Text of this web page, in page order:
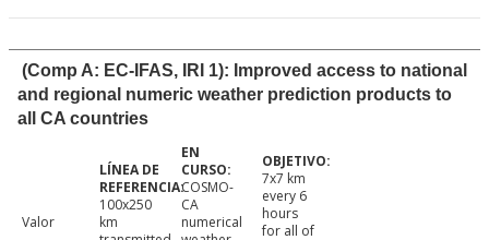
(Comp A: EC-IFAS, IRI 1): Improved access to national
and regional numeric weather prediction products to
all CA countries
Valor
100x250
km
COSMO-
CA
numerical
7x7 km
every 6
hours
for all of